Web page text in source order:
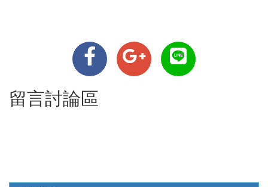
留言討論區